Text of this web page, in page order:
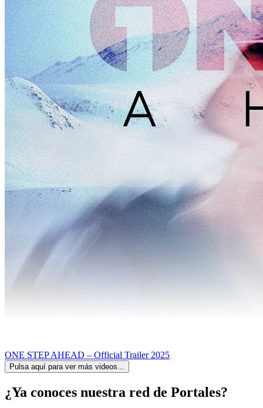
ONE STEP AHEAD – Official Trailer 2025
Pulsa aquí para ver más videos...
¿Ya conoces nuestra red de Portales?